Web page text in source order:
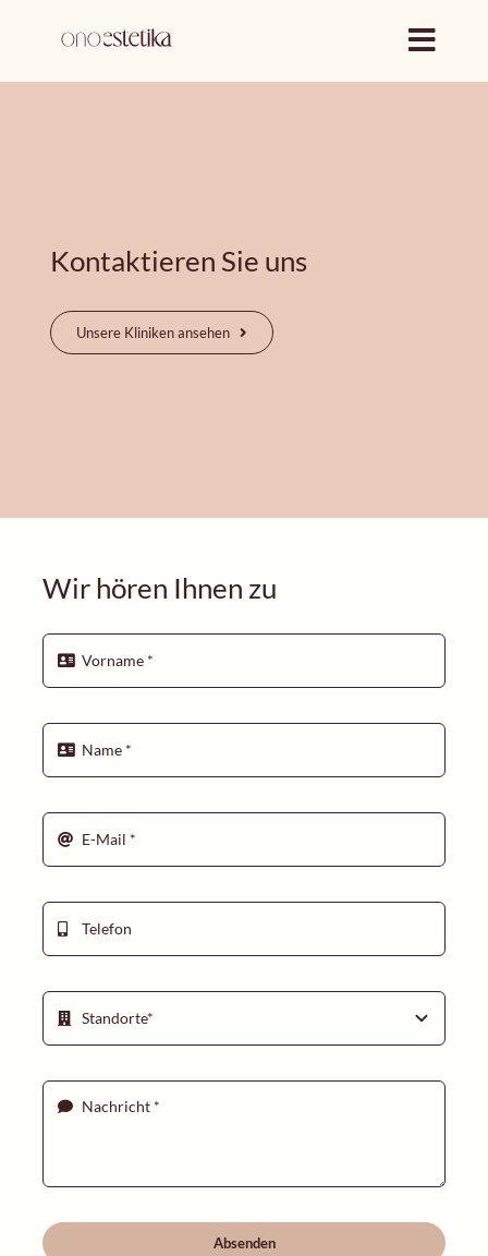
springen
Kontaktieren Sie uns
Unsere Kliniken ansehen
Wir hören Ihnen zu
Absenden